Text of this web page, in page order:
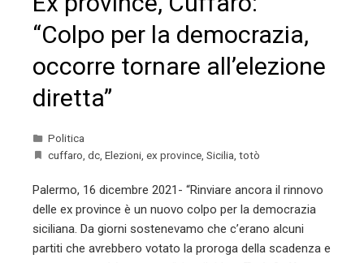
“Colpo per la democrazia,
occorre tornare all’elezione
diretta”
Politica
cuffaro dc Elezioni ex province Sicilia totò
Palermo, 16 dicembre 2021- “Rinviare ancora il rinnovo
delle ex province è un nuovo colpo per la democrazia
siciliana. Da giorni sostenevamo che c’erano alcuni
partiti che avrebbero votato la proroga della scadenza e